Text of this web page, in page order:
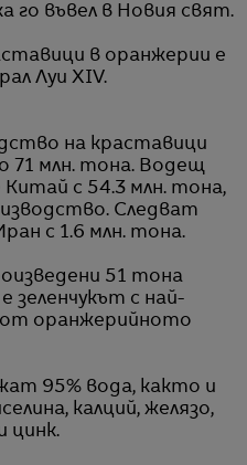
го въвел в Новия свят.
в оранжерии е
Луи XIV.
на краставици
71 млн. тона. Водещ
с 54.3 млн. тона,
Следват
с 1.6 млн. тона.
51 тона
зеленчукът с най-
от оранжерийното
95% вода, както и
калций, желязо,
цинк.